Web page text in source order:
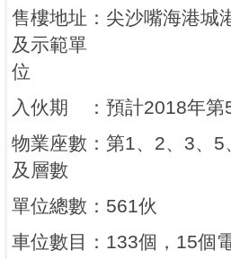
售樓地址
及示範單
位
： 尖沙嘴海港城
入伙期 ： 預計2018年第
物業座數
及層數
： 第1、2、3、5
單位總數 ： 561伙
車位數目 ： 133個，15個